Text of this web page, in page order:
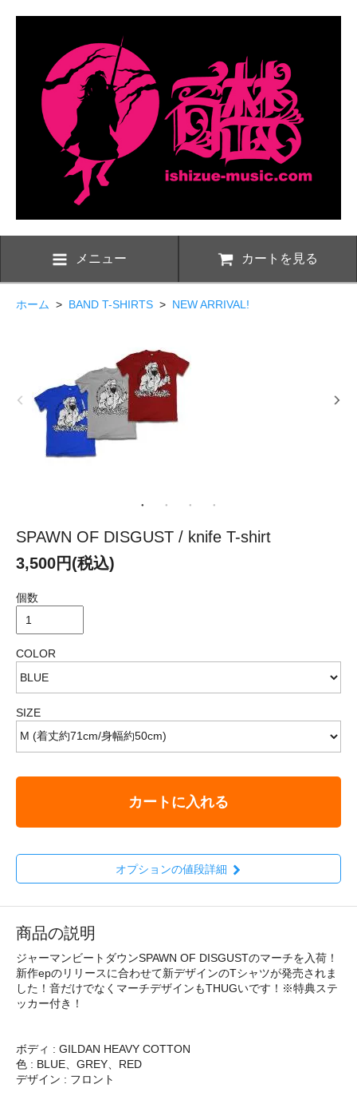
メニュー カートを見る
ホーム > BAND T-SHIRTS > NEW ARRIVAL!
SPAWN OF DISGUST / knife T-shirt
3,500円(税込)
個数
COLOR
SIZE
カートに入れる
オプションの値段詳細
商品の説明
ジャーマンビートダウンSPAWN OF DISGUSTのマーチを入荷！
新作epのリリースに合わせて新デザインのTシャツが発売されま
した！音だけでなくマーチデザインもTHUGいです！※特典ステ
ッカー付き！
ボディ : GILDAN HEAVY COTTON
色 : BLUE、GREY、RED
デザイン : フロント